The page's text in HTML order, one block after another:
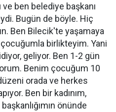
ben belediye başkanı
Bugün de böyle. Hiç
Ben Bilecik'te yaşamaya
birlikteyim. Yani
geliyor. Ben 1-2 gün
Benim çocuğum 10
orada ve herkes
Ben bir kadınım,
önünde